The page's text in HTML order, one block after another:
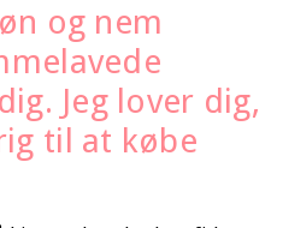
og nem
Jeg lover dig,
til at købe